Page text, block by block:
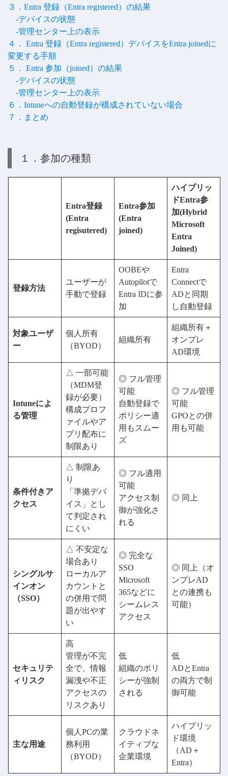
３．Entra 登録（Entra registered）の結果
-デバイスの状態
-管理センター上の表示
４． Entra 登録（Entra registered）デバイスをEntra joinedに
変更する手順
５． Entra 参加（joined）の結果
-デバイスの状態
-管理センター上の表示
６．Intuneへの自動登録が構成されていない場合
７．まとめ
１．参加の種類
Entra登録
(Entra
regisutered)
Entra参加
(Entra
joined)
ハイブリッ
ドEntra参
加(Hybrid
Microsoft
Entra
Joined)
登録方法
ユーザーが
手動で登録
OOBEや
Autopilotで
Entra IDに参
加
Entra
Connectで
ADと同期
し自動登録
対象ユーザ
ー
個人所有
（BYOD）
組織所有
組織所有＋
オンプレ
AD環境
Intuneによ
る管理
△ 一部可能
（MDM登
録が必要）
構成プロフ
ァイルやア
プリ配布に
制限あり
◎ フル管理
可能
自動登録で
ポリシー適
用もスムー
ズ
◎ フル管理
可能
GPOとの併
用も可能
条件付きア
クセス
△ 制限あ
り
「準拠デバ
イス」とし
て判定され
にくい
◎ フル適用
可能
アクセス制
御が強化さ
れる
◎ 同上
シングルサ
インオン
（SSO）
△ 不安定な
場合あり
ローカルア
カウントと
の併用で問
題が出やす
い
◎ 完全な
SSO
Microsoft
365などに
シームレス
アクセス
◎ 同上（オ
ンプレAD
との連携も
可能）
セキュリテ
ィリスク
高
管理が不完
全で、情報
漏洩や不正
アクセスの
リスクあり
低
組織のポリ
シーが強制
される
低
ADとEntra
の両方で制
御可能
主な用途
個人PCの業
務利用
（BYOD）
クラウドネ
イティブな
企業環境
ハイブリッ
ド環境
（AD＋
Entra）